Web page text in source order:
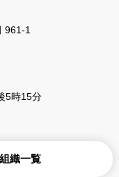
961-1
5時15分
組織一覧